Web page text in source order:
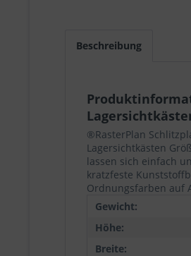
Beschreibung
®RasterPlan
Lagersichtkästen
lassen sich einfach
kratzfeste
Ordnungsfarben auf
Gewicht:
Höhe:
Breite: